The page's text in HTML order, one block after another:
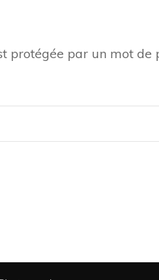
protégée par un mot de